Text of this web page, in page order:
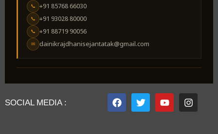
📞 +91 85768 66030
📞 +91 93028 80000
📞 +91 88719 90056
✉ dainikrajdhanisejantatak@gmail.com
SOCIAL MEDIA :